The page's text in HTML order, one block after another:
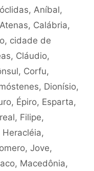
,Aníbal,
Atenas, Calábria,
, cidade de
, Cláudio,
, Corfu,
, Dionísio,
, Épiro, Esparta,
, Filipe,
Heracléia,
, Jove,
, Macedônia,